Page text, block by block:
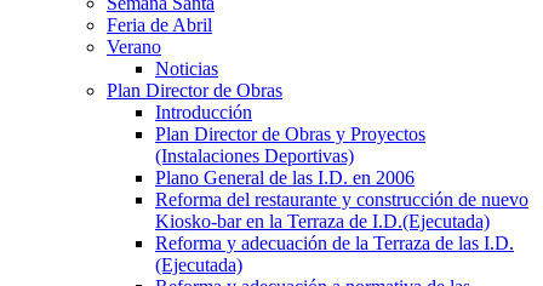
Feria de Abril
Verano
Noticias
Plan Director de Obras
Introducción
Plan Director de Obras y Proyectos
(Instalaciones Deportivas)
Plano General de las I.D. en 2006
Reforma del restaurante y construcción de nuevo
Kiosko-bar en la Terraza de I.D.(Ejecutada)
Reforma y adecuación de la Terraza de las I.D.
(Ejecutada)